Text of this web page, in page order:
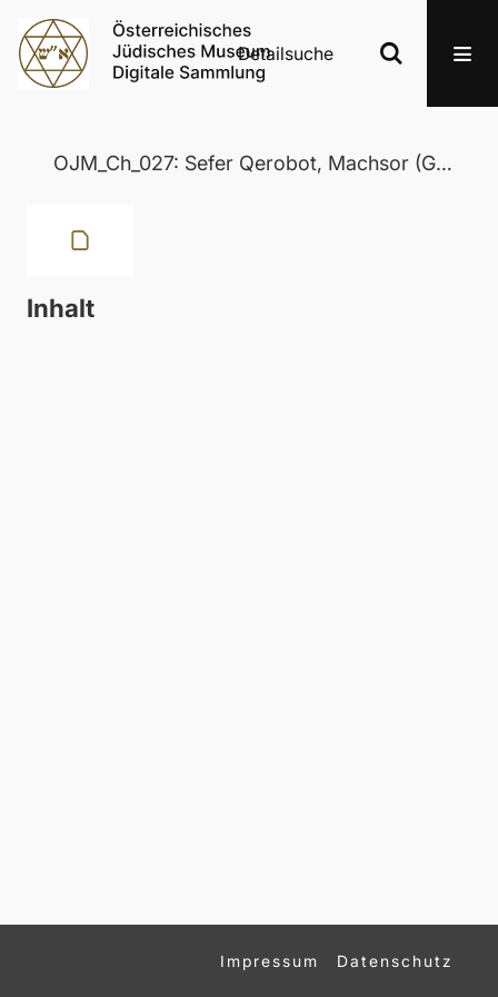
Detailsuche
OJM_Ch_027: Sefer Qerobot, Machsor (Gebetsbuch)
Inhalt
Impressum Datenschutz